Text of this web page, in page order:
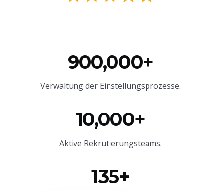
900,000+
Verwaltung der Einstellungsprozesse.
10,000+
Aktive Rekrutierungsteams.
135+